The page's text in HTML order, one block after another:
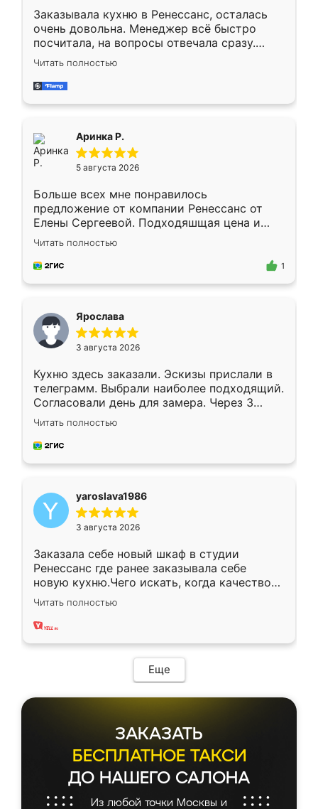
Заказывала кухню в Ренессанс, осталась
очень довольна. Менеджер всё быстро
посчитала, на вопросы отвечала сразу.
Замерщик приехал в субботу, подошёл к
делу со всей ответственностью. Собрали
за день, ребята работали аккуратно, даже
Читать полностью
Аринка Р.
5 августа 2026
Больше всех мне понравилось
предложение от компании Ренессанс от
Елены Сергеевой. Подходяшщая цена и
короткие сроки изготовления. Приехавший
для замера сотрудник Владислав
предложил по моему эскизу самый
Читать полностью
1
Ярослава
3 августа 2026
Кухню здесь заказали. Эскизы прислали в
телеграмм. Выбрали наиболее подходящий.
Согласовали день для замера. Через 3
недели кухня была уже готова. Остались
довольны работой. Спасибо Ренессанс
мебель за качественную работу!
Читать полностью
yaroslava1986
3 августа 2026
Заказала себе новый шкаф в студии
Ренессанс где ранее заказывала себе
новую кухню.Чего искать, когда качеством
вполне довольна. Служит кухня уже почти
два года, нареканий нет.
Читать полностью
Еще
ЗАКАЗАТЬ
БЕСПЛАТНОЕ ТАКСИ
ДО НАШЕГО САЛОНА
Из любой точки Москвы и